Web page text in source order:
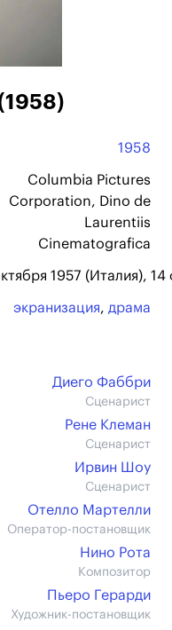
1958
Columbia Pictures
Corporation, Dino de
Laurentiis
Cinematografica
1957 (Италия),
экранизация, драма
Диего Фаббри
Сценарист
Рене Клеман
Сценарист
Ирвин Шоу
Сценарист
Отелло Мартелли
Оператор-постановщик
Нино Рота
Композитор
Пьеро Герарди
Художник-постановщик